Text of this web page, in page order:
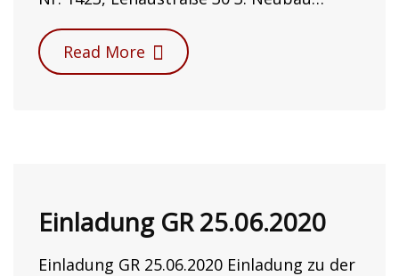
Read More
Einladung GR 25.06.2020
Einladung GR 25.06.2020 Einladung zu der